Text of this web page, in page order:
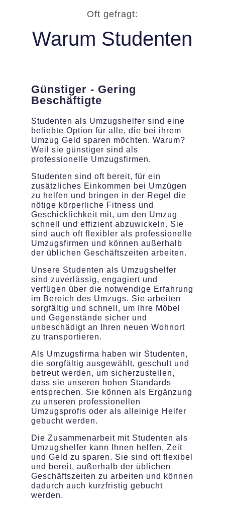
Oft gefragt:
Warum Studenten
Günstiger - Gering
Beschäftigte
Studenten als Umzugshelfer sind eine
beliebte Option für alle, die bei ihrem
Umzug Geld sparen möchten. Warum?
Weil sie günstiger sind als
professionelle Umzugsfirmen.
Studenten sind oft bereit, für ein
zusätzliches Einkommen bei Umzügen
zu helfen und bringen in der Regel die
nötige körperliche Fitness und
Geschicklichkeit mit, um den Umzug
schnell und effizient abzuwickeln. Sie
sind auch oft flexibler als professionelle
Umzugsfirmen und können außerhalb
der üblichen Geschäftszeiten arbeiten.
Unsere Studenten als Umzugshelfer
sind zuverlässig, engagiert und
verfügen über die notwendige Erfahrung
im Bereich des Umzugs. Sie arbeiten
sorgfältig und schnell, um Ihre Möbel
und Gegenstände sicher und
unbeschädigt an Ihren neuen Wohnort
zu transportieren.
Als Umzugsfirma haben wir Studenten,
die sorgfältig ausgewählt, geschult und
betreut werden, um sicherzustellen,
dass sie unseren hohen Standards
entsprechen. Sie können als Ergänzung
zu unseren professionellen
Umzugsprofis oder als alleinige Helfer
gebucht werden.
Die Zusammenarbeit mit Studenten als
Umzugshelfer kann Ihnen helfen, Zeit
und Geld zu sparen. Sie sind oft flexibel
und bereit, außerhalb der üblichen
Geschäftszeiten zu arbeiten und können
dadurch auch kurzfristig gebucht
werden.